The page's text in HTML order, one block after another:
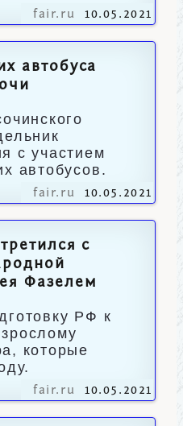
fair.ru 10.05.2021
автобуса
с участием
автобусов.
fair.ru 10.05.2021
с
Фазелем
РФ к
которые
fair.ru 10.05.2021